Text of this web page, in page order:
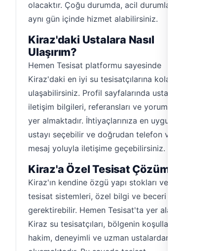
olacaktır. Çoğu durumda, acil durumlarda
aynı gün içinde hizmet alabilirsiniz.
Kiraz'daki Ustalara Nasıl
Ulaşırım?
Hemen Tesisat platformu sayesinde
Kiraz'daki en iyi su tesisatçılarına kolayca
ulaşabilirsiniz. Profil sayfalarında ustaların
iletişim bilgileri, referansları ve yorumları
yer almaktadır. İhtiyaçlarınıza en uygun
ustayı seçebilir ve doğrudan telefon veya
mesaj yoluyla iletişime geçebilirsiniz.
Kiraz'a Özel Tesisat Çözümleri
Kiraz'ın kendine özgü yapı stokları ve
tesisat sistemleri, özel bilgi ve beceri
gerektirebilir. Hemen Tesisat'ta yer alan
Kiraz su tesisatçıları, bölgenin koşullarına
hakim, deneyimli ve uzman ustalardan